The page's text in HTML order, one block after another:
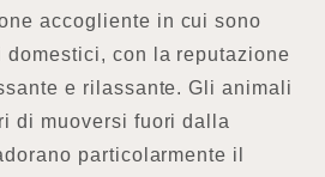
accogliente in cui sono
con la reputazione
e rilassante. Gli animali
di muoversi fuori dalla
particolarmente il